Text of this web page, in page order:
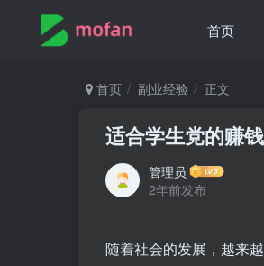
首页
首页 副业经验 正文
适合学生党的赚
管理员
2年前发布
随着社会的发展，越来